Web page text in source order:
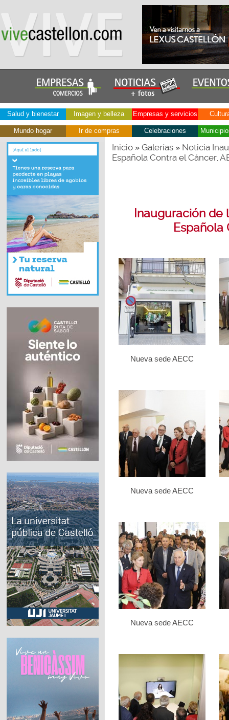
Salud y bienestar Imagen y belleza Empresas y servicios
Mundo hogar Ir de compras Celebraciones
Inicio» Galerías» Noticia
Española Contra el Cáncer,
Inauguración de
Española
Nueva sede AECC
Nueva sede AECC
Nueva sede AECC